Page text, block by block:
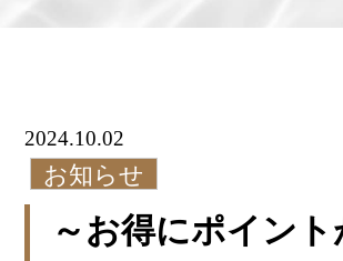
2024.10.02
お知らせ
～お得にポイント